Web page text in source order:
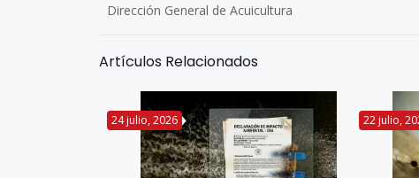
Dirección General de Acuicultura
Artículos Relacionados
24 julio, 2026 22 julio,